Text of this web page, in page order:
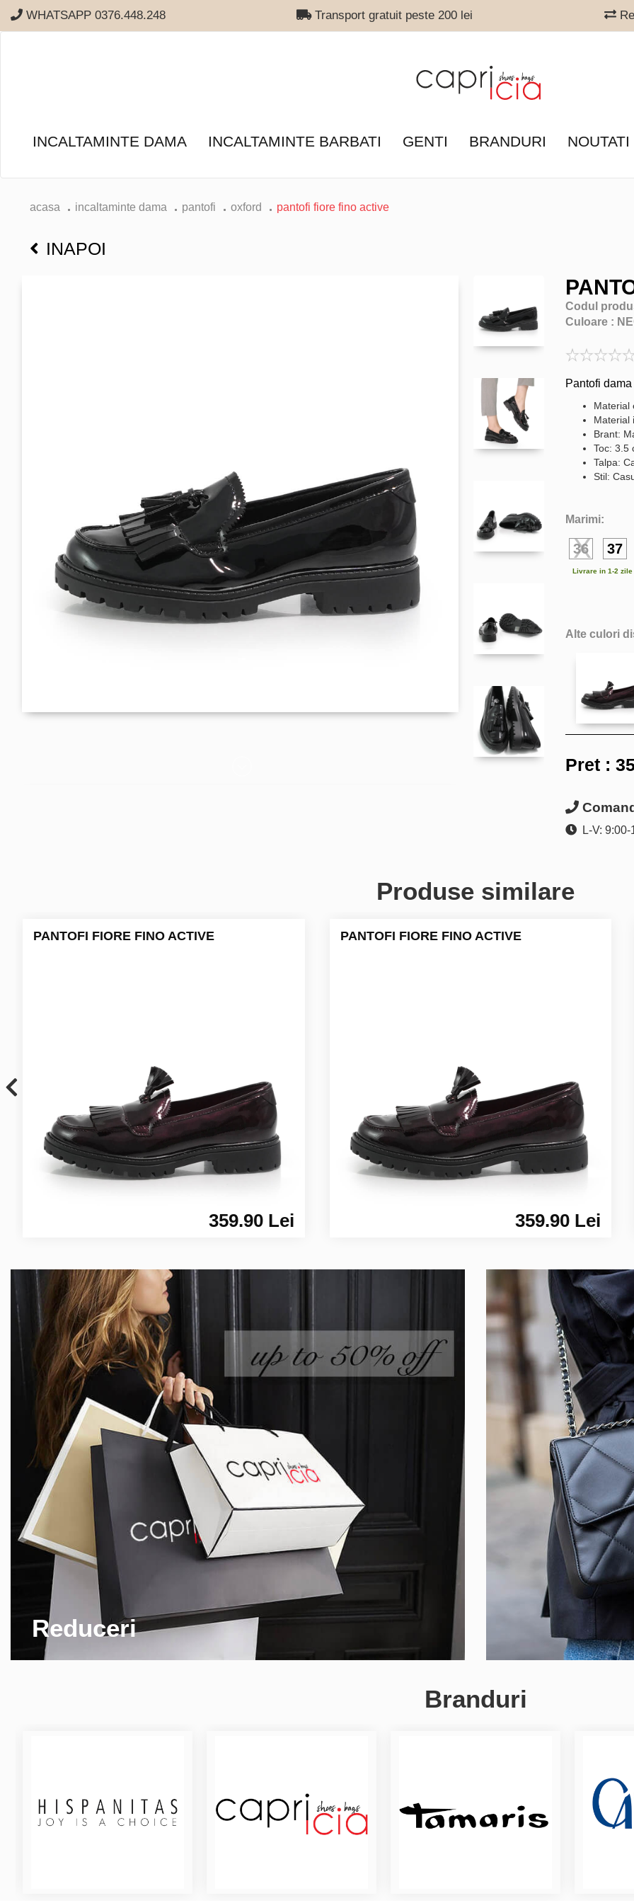
WHATSAPP 0376.448.248 Transport gratuit peste 200 lei
INCALTAMINTE DAMA INCALTAMINTE BARBATI GENTI BRANDURI NOUTATI
acasa incaltaminte dama pantofi oxford pantofi fiore fino active
INAPOI
Codul
Culoare :
Pantofi
Material
Material
Brant:
Toc: 3.5
Talpa:
Stil:
Marimi:
36 37
Livrare in 1-2
Alte culori
Pret :
L-V: 9:00-
Produse similare
PANTOFI FIORE FINO ACTIVE
359.90 Lei
PANTOFI FIORE FINO ACTIVE
359.90 Lei
Reduceri
Branduri